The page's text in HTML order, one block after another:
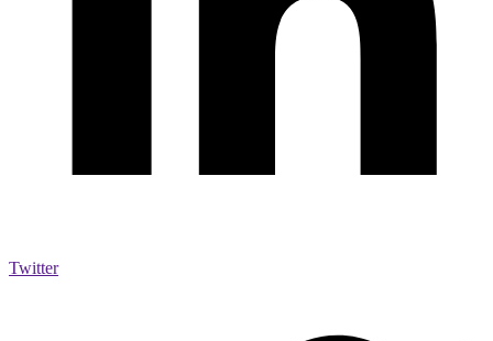
Twitter